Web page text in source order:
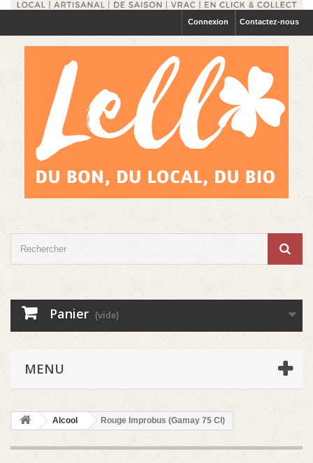
Contactez-nous
Connexion
Panier (vide)
MENU
Alcool Rouge Improbus (Gamay 75 Cl)